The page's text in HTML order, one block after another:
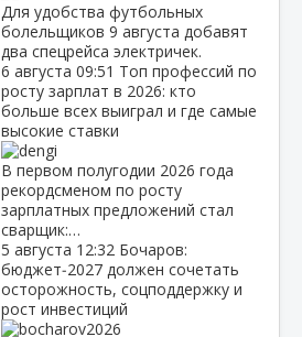
Для удобства футбольных
болельщиков 9 августа добавят
два спецрейса электричек.
6 августа 09:51 Топ профессий по
росту зарплат в 2026: кто
больше всех выиграл и где самые
высокие ставки
В первом полугодии 2026 года
рекордсменом по росту
зарплатных предложений стал
сварщик:…
5 августа 12:32 Бочаров:
бюджет‑2027 должен сочетать
осторожность, соцподдержку и
рост инвестиций